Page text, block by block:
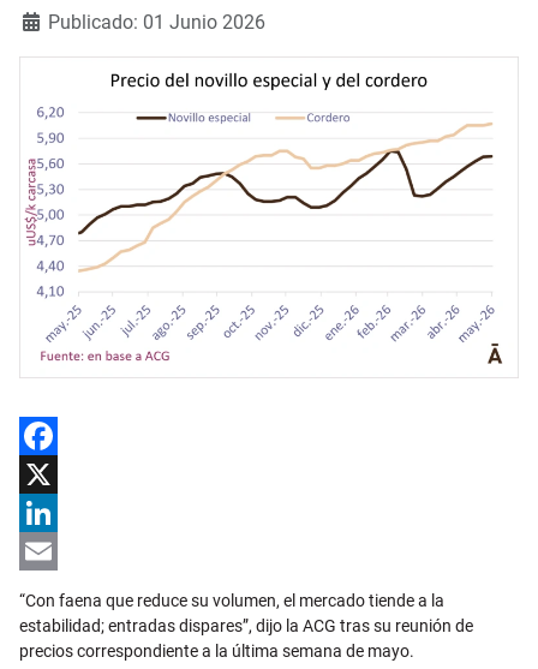
Detalles
Publicado: 01 Junio 2026
Facebook
X
LinkedIn
Email
“Con faena que reduce su volumen, el mercado tiende a la
estabilidad; entradas dispares”, dijo la ACG tras su reunión de
precios correspondiente a la última semana de mayo.